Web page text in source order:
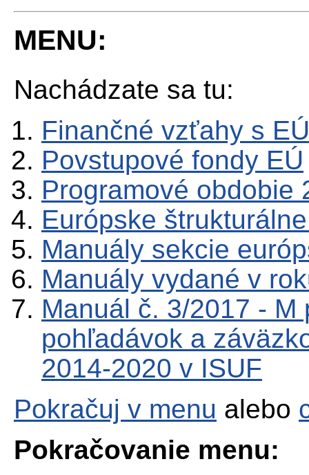
MENU:
Nachádzate sa tu:
Finančné vzťahy s EÚ
Povstupové fondy EÚ
Programové obdobie
Európske
Manuály sekcie
Manuály vydané v
Manuál č. 3/2017 -
pohľadávok a
2014-2020 v ISUF
Pokračuj v menu alebo
Pokračovanie menu: